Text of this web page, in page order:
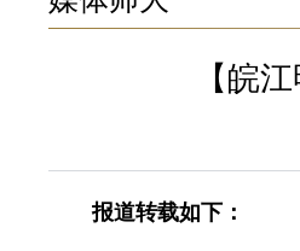
【皖
报道转载如下：